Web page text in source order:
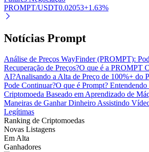
Parceiros Bitrue
Afiliados Bitrue
Até 65% de comissões!
PROMPT/USDT0.02053+1.63%
Notícias Prompt
Análise de Preços WayFinder (PROMPT):
Recuperação de Preços?O que é a PROMPT
AI?Analisando a Alta de Preço de 100%+ do
Pode Continuar?O que é Prompt?
Criptomoeda Baseado em Aprendizado de
Maneiras de Ganhar Dinheiro Assistindo
Legítimas
Ranking de Criptomoedas
Novas Listagens
Em Alta
Ganhadores